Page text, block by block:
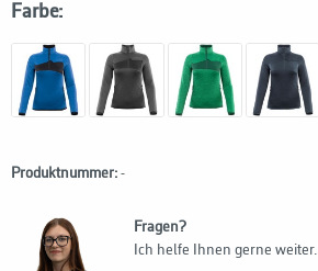
Farbe:
Produktnummer: -
Fragen?
Ich helfe Ihnen gerne weiter.